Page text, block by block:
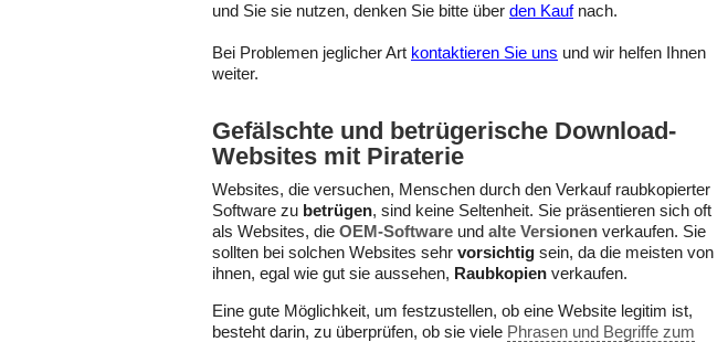
und Sie sie nutzen, denken Sie bitte über den Kaufnach.
Bei Problemen jeglicher Art kontaktieren Sie uns und wir helfen Ihnen
weiter.
Gefälschte und betrügerische Download-
Websites mit Piraterie
Websites, die versuchen, Menschen durch den Verkauf raubkopierter
Software zu betrügen, sind keine Seltenheit. Sie präsentieren sich oft
als Websites, die OEM-Software und alte Versionen verkaufen. Sie
sollten bei solchen Websites sehr vorsichtig sein, da die meisten von
ihnen, egal wie gut sie aussehen, Raubkopien verkaufen.
Eine gute Möglichkeit, um festzustellen, ob eine Website legitim ist,
besteht darin, zu überprüfen, ob sie viele Phrasen und Begriffe zum